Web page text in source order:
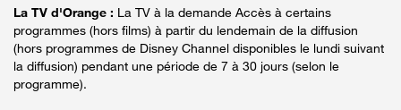
La TV d'Orange : La TV à la demande Accès à certains
programmes (hors films) à partir du lendemain de la diffusion
(hors programmes de Disney Channel disponibles le lundi suivant
la diffusion) pendant une période de 7 à 30 jours (selon le
programme).